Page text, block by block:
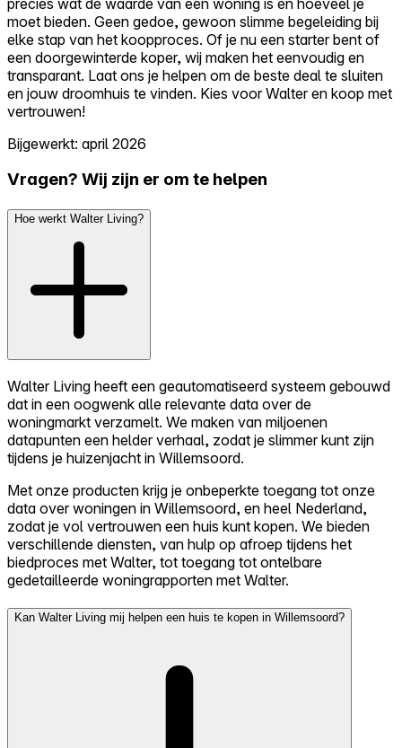
moet bieden. Geen gedoe, gewoon slimme begeleiding bij
elke stap van het koopproces. Of je nu een starter bent of
een doorgewinterde koper, wij maken het eenvoudig en
transparant. Laat ons je helpen om de beste deal te sluiten
en jouw droomhuis te vinden. Kies voor Walter en koop met
vertrouwen!
Bijgewerkt: april 2026
Vragen? Wij zijn er om te helpen
Hoe werkt Walter Living?
Walter Living heeft een geautomatiseerd systeem gebouwd
dat in een oogwenk alle relevante data over de
woningmarkt verzamelt. We maken van miljoenen
datapunten een helder verhaal, zodat je slimmer kunt zijn
tijdens je huizenjacht in Willemsoord.
Met onze producten krijg je onbeperkte toegang tot onze
data over woningen in Willemsoord, en heel Nederland,
zodat je vol vertrouwen een huis kunt kopen. We bieden
verschillende diensten, van hulp op afroep tijdens het
biedproces met Walter, tot toegang tot ontelbare
gedetailleerde woningrapporten met Walter.
Kan Walter Living mij helpen een huis te kopen in Willemsoord?